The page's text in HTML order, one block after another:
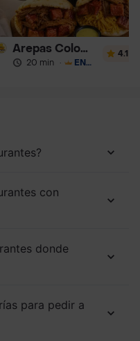
Arepas Colombianas Premium
20 min · ENVÍO GRATIS
4.1
con
donde
para pedir a